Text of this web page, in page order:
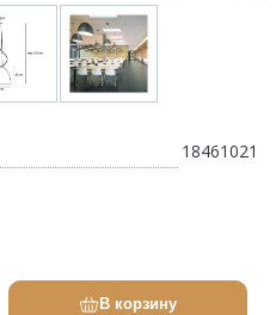
18461021
В корзину